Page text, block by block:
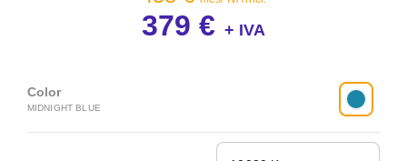
379 € + IVA
Color
MIDNIGHT BLUE